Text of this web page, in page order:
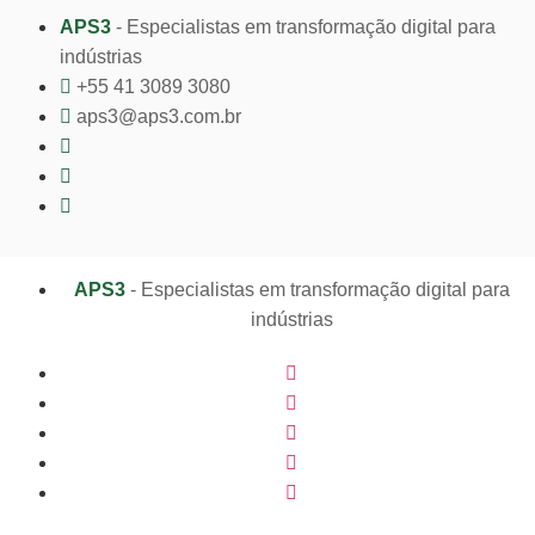
APS3 - Especialistas em transformação digital para
indústrias
+55 41 3089 3080
aps3@aps3.com.br
APS3- Especialistas em transformação digital para
indústrias